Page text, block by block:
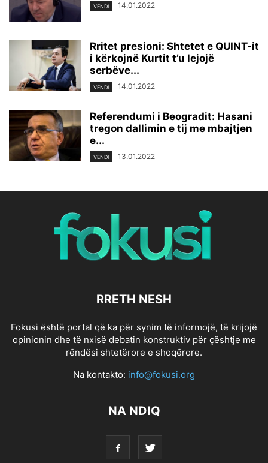
VENDI 14.01.2022
Rritet presioni: Shtetet e QUINT-it
i kërkojnë Kurtit t’u lejojë
serbëve...
VENDI 14.01.2022
Referendumi i Beogradit: Hasani
tregon dallimin e tij me mbajtjen
e...
VENDI 13.01.2022
RRETH NESH
Fokusi është portal që ka për synim të informojë, të krijojë
opinionin dhe të nxisë debatin konstruktiv për çështje me
rëndësi shtetërore e shoqërore.
Na kontakto: info@fokusi.org
NA NDIQ